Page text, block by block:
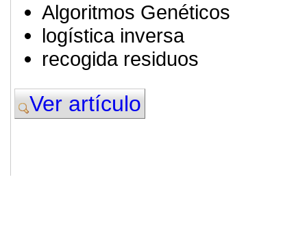
Algoritmos Genéticos
logística inversa
recogida residuos
Ver artículo